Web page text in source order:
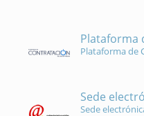
Plataforma
Plataforma de
Sede
Sede